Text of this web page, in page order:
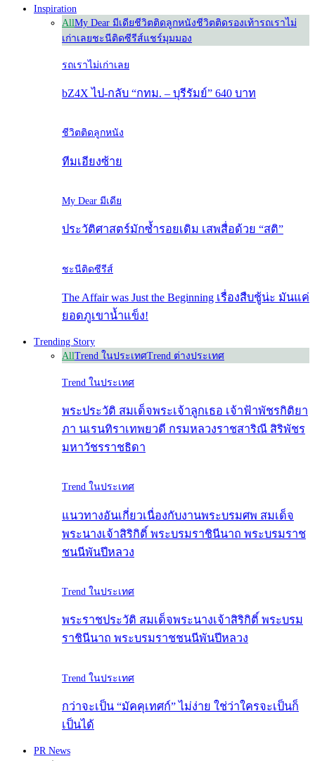
Inspiration
AllMy Dear มีเดียชีวิตติดลูกหนังชีวิตติดรองเท้ารถเราไม่
เก่าเลยชะนีติดซีรีส์แชร์มุมมอง
รถเราไม่เก่าเลย
bZ4X ไป-กลับ “กทม. – บุรีรัมย์” 640 บาท
ชีวิตติดลูกหนัง
ทีมเอียงซ้าย
My Dear มีเดีย
ประวัติศาสตร์มักซ้ำรอยเดิม เสพสื่อด้วย “สติ”
ชะนีติดซีรีส์
The Affair was Just the Beginning เรื่องสืบชู้น่ะ มันแค่
ยอดภูเขาน้ำแข็ง!
Trending Story
AllTrend ในประเทศTrend ต่างประเทศ
Trend ในประเทศ
พระประวัติ สมเด็จพระเจ้าลูกเธอ เจ้าฟ้าพัชรกิติยา
ภา นเรนทิราเทพยวดี กรมหลวงราชสาริณี สิริพัชร
มหาวัชรราชธิดา
Trend ในประเทศ
แนวทางอันเกี่ยวเนื่องกับงานพระบรมศพ สมเด็จ
พระนางเจ้าสิริกิติ์ พระบรมราชินีนาถ พระบรมราช
ชนนีพันปีหลวง
Trend ในประเทศ
พระราชประวัติ สมเด็จพระนางเจ้าสิริกิติ์ พระบรม
ราชินีนาถ พระบรมราชชนนีพันปีหลวง
Trend ในประเทศ
กว่าจะเป็น “มัคคุเทศก์” ไม่ง่าย ใช่ว่าใครจะเป็นก็
เป็นได้
PR News